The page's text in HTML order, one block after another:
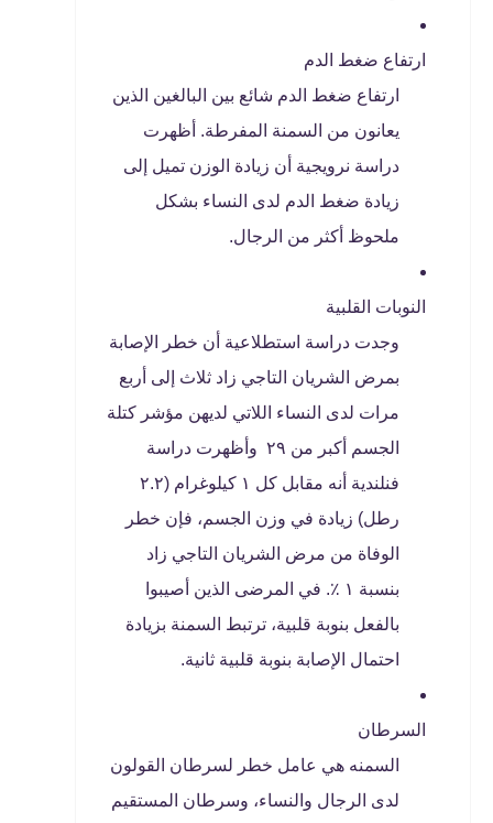
ارتفاع ضغط الدم
ارتفاع ضغط الدم شائع بين البالغين الذين
يعانون من السمنة المفرطة. أظهرت
دراسة نرويجية أن زيادة الوزن تميل إلى
زيادة ضغط الدم لدى النساء بشكل
ملحوظ أكثر من الرجال.
النوبات القلبية
وجدت دراسة استطلاعية أن خطر الإصابة
بمرض الشريان التاجي زاد ثلاث إلى أربع
مرات لدى النساء اللاتي لديهن مؤشر كتلة
الجسم أكبر من ٢٩ وأظهرت دراسة
فنلندية أنه مقابل كل ١ كيلوغرام (٢.٢
رطل) زيادة في وزن الجسم، فإن خطر
الوفاة من مرض الشريان التاجي زاد
بنسبة ١ ٪. في المرضى الذين أصيبوا
بالفعل بنوبة قلبية، ترتبط السمنة بزيادة
احتمال الإصابة بنوبة قلبية ثانية.
السرطان
السمنه هي عامل خطر لسرطان القولون
لدى الرجال والنساء، وسرطان المستقيم